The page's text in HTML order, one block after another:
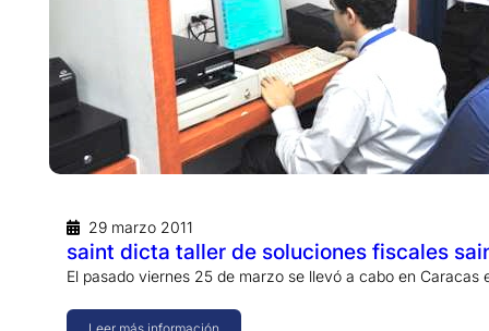
29 marzo 2011
saint dicta taller de soluciones fiscales
El pasado viernes 25 de marzo se llevó a cabo en Caracas